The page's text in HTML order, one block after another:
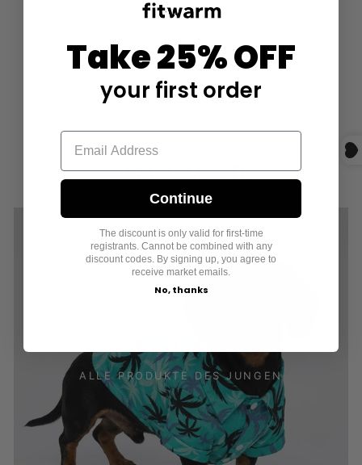
SAMMELLISTE
ALLE PRODUKTE DES JUNGEN
Take 25% OFF
your first order
Continue
The discount is only valid for first-time
registrants. Cannot be combined with any
discount codes. By signing up, you agree to
receive market emails.
No, thanks